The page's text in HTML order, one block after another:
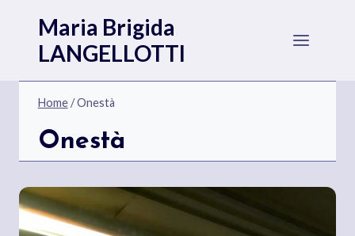
contenuto
Maria Brigida
LANGELLOTTI
Home/Onestà
Onestà